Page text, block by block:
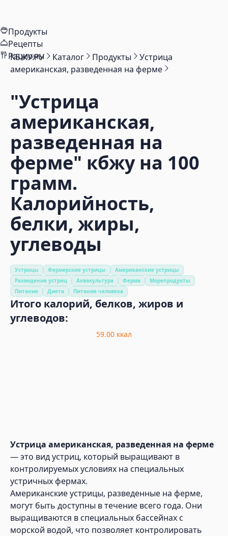
Продукты
Рецепты
Рационы
КБЖУ.РУ Каталог Продукты
Устрица
американская, разведенная на ферме
"Устрица
американская,
разведенная на
ферме" кбжу на 100
грамм.
Калорийность,
белки, жиры,
углеводы
Устрицы Фермерские устрицы
Американские устрицы
Разведение устриц
Аквакультура Ферма
Морепродукты
Питание
Диета Питание человека
Итого калорий, белков, жиров и
углеводов:
59.00 ккал
Устрица американская, разведенная на ферме
— это вид устриц, который выращивают в
контролируемых условиях на специальных
устричных фермах.
Американские устрицы, разведенные на ферме,
могут быть доступны в течение всего года. Они
выращиваются в специальных бассейнах с
морской водой, что позволяет контролировать